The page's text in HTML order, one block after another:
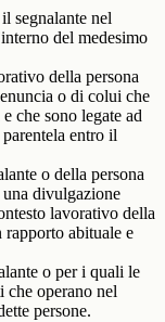
segnalante nel
del medesimo
della persona
o di colui che
che sono legate ad
entro il
o della persona
divulgazione
lavorativo della
rapporto abituale e
o per i quali le
che operano nel
persone.